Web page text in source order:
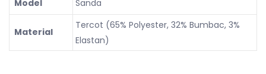
Model
Sanda
Material
Tercot (65% Polyester, 32% Bumbac, 3%
Elastan)